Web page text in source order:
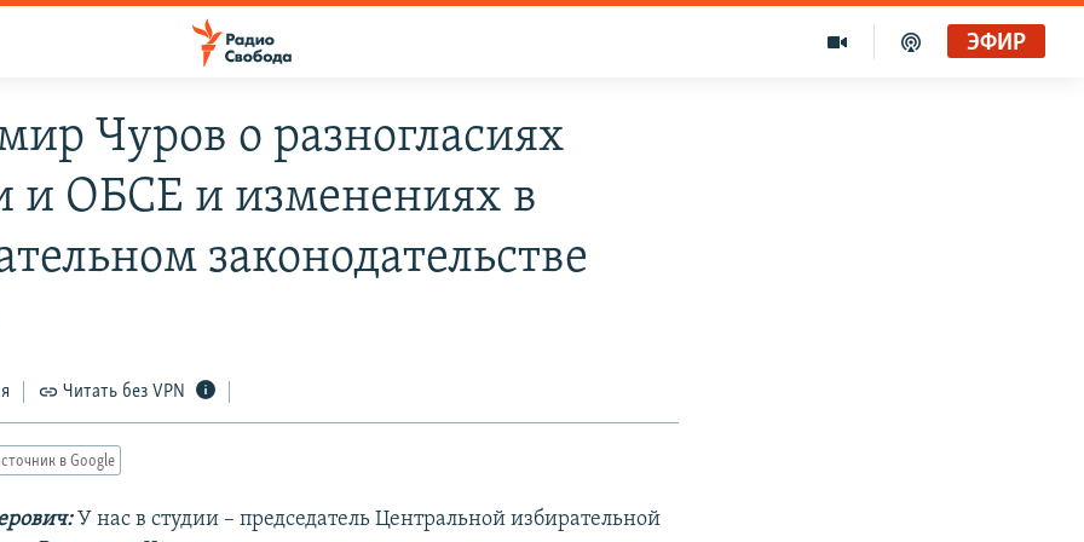
ЭФИР
Чуров о разногласиях
и ОБСЕ и изменениях в
законодательстве
Читать без VPN
в Google
У нас в студии – председатель Центральной избирательной